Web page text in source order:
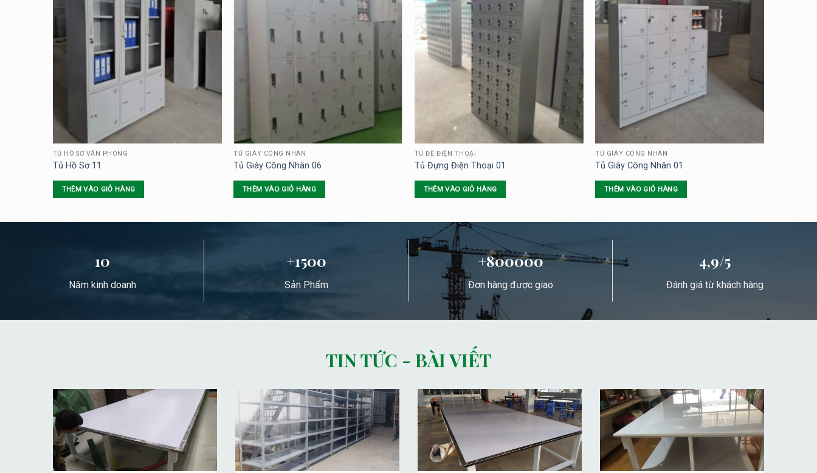
TỦ HỒ SƠ VĂN PHÒNG
Tủ Hồ Sơ 11
THÊM VÀO GIỎ HÀNG
TỦ GIÀY CÔNG NHÂN
Tủ Giày Công Nhân 06
THÊM VÀO GIỎ HÀNG
TỦ ĐỂ ĐIỆN THOẠI
Tủ Đựng Điện Thoại 01
THÊM VÀO GIỎ HÀNG
TỦ GIÀY CÔNG NHÂN
Tủ Giày Công Nhân 01
THÊM VÀO GIỎ HÀNG
10
Năm kinh doanh
+1500
Sản Phẩm
+800000
Đơn hàng được giao
4,9/5
Đánh giá từ khách hàng
TIN TỨC - BÀI VIẾT